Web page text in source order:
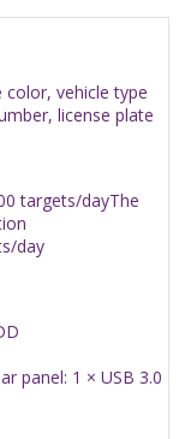
color, vehicle type
license plate
targets/dayThe
day
panel: 1 × USB 3.0